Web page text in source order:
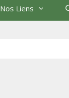
Nos Liens